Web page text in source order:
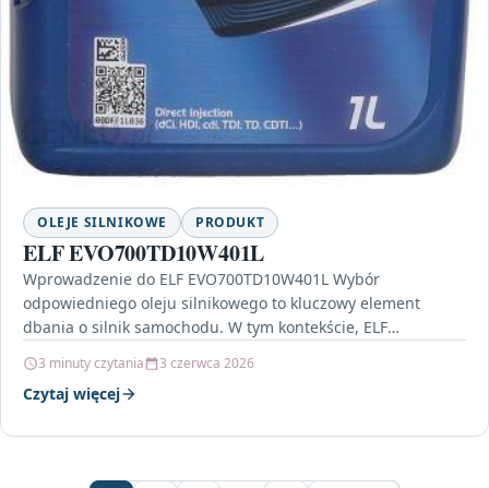
OLEJE SILNIKOWE PRODUKT
ELF EVO700TD10W401L
Wprowadzenie do ELF EVO700TD10W401L Wybór
odpowiedniego oleju silnikowego to kluczowy element
dbania o silnik samochodu. W tym kontekście, ELF
3 minuty czytania 3 czerwca 2026
Czytaj więcej